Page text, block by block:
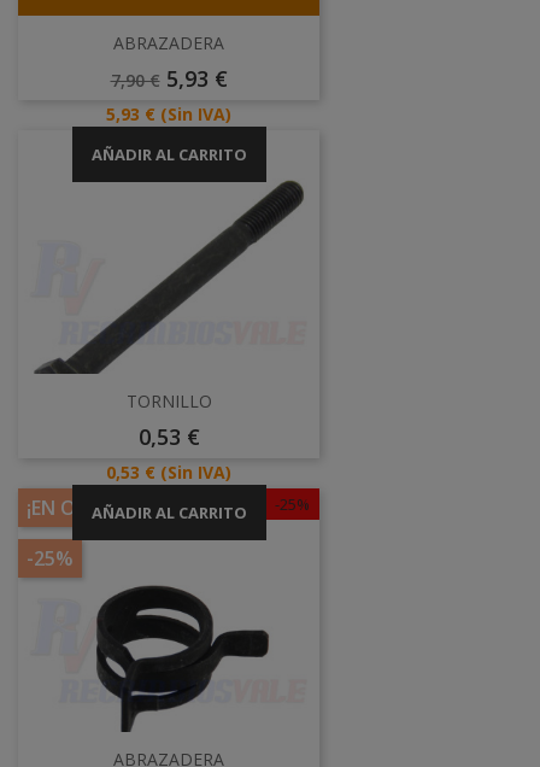
ABRAZADERA
Precio
7,90 € Precio
5,93 €
Precio
5,93 € (Sin IVA)
AÑADIR AL CARRITO
TORNILLO
Precio
0,53 €
Precio
0,53 € (Sin IVA)
AÑADIR AL CARRITO -25%
¡EN OFERTA!
-25%
ABRAZADERA